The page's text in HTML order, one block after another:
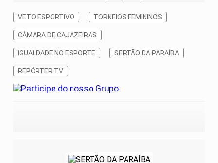
VETO ESPORTIVO TORNEIOS FEMININOS
CÂMARA DE CAJAZEIRAS
IGUALDADE NO ESPORTE SERTÃO DA PARAÍBA
REPÓRTER TV